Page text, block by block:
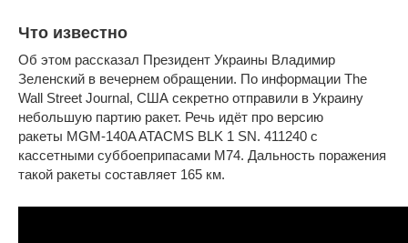
Что известно
Об этом рассказал Президент Украины Владимир
Зеленский в вечернем обращении. По информации The
Wall Street Journal, США секретно отправили в Украину
небольшую партию ракет. Речь идёт про версию
ракеты MGM-140A ATACMS BLK 1 SN. 411240 с
кассетными суббоеприпасами M74. Дальность поражения
такой ракеты составляет 165 км.